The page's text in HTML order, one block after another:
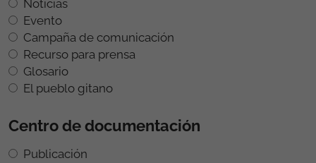
Noticias
Evento
Campaña de comunicación
Recurso para prensa
Glosario
El pueblo gitano
Centro de documentación
Publicación